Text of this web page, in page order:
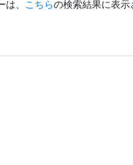
、 こちらの検索結果に表